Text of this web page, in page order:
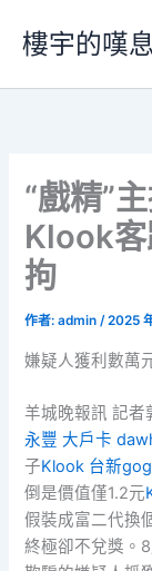
要
樓宇的嘆息
“戲精”
Klook客
拘
作者:admin/2025
嫌疑人獲利數萬
羊城晚報訊 記者
永豐 大戶卡
子Klook 台新
倒是價值僅1.2元
假裝成富二代換
終極卻不兌獎。